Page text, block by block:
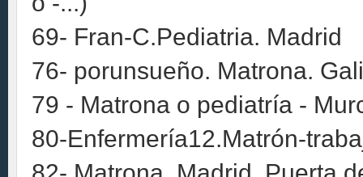
69- Fran-C.Pediatria. Madrid
76- porunsueño. Matrona.
79 - Matrona o pediatría -
80-Enfermería12.Matrón-